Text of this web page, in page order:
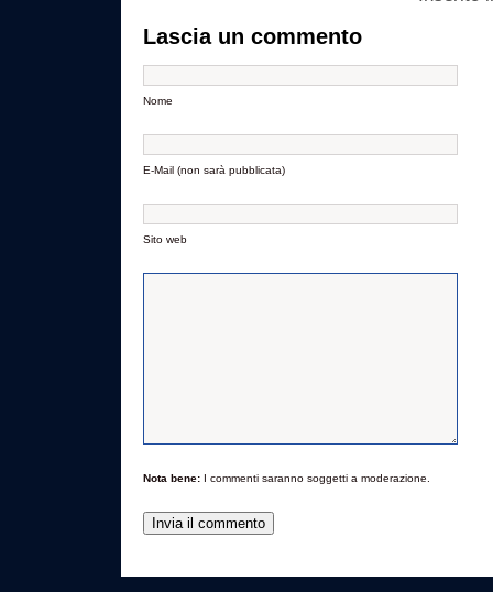
Lascia un commento
Nome
E-Mail (non sarà pubblicata)
Sito web
Nota bene: I commenti saranno soggetti a moderazione.